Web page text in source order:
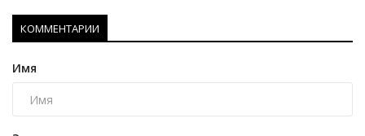
КОММЕНТАРИИ
Имя